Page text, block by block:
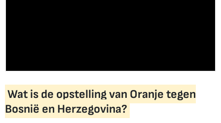
Wat is de opstelling van Oranje tegen
Bosnië en Herzegovina?